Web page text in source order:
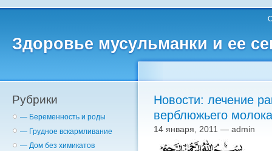
Здоровье мусульманки и ее
Рубрики
— Беременность и роды
— Грудное вскармливание
— Дом без химикатов
Новости: лечение
верблюжьего
14 января, 2011 — admin